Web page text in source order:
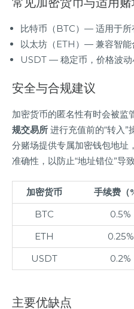
比特币（BTC）— 适用于所
以太坊（ETH）— 兼容智能
USDT — 稳定币，价格波动
安全与合规建议
加密货币的匿名性有时会被监
规交易所 进行充值前的“转入
分赌场提供专属加密钱包地址
准确性，以防止“地址错位”导
加密货币 手续费（
BTC
0.5%
ETH
0.25%
USDT
0.2%
主要优缺点